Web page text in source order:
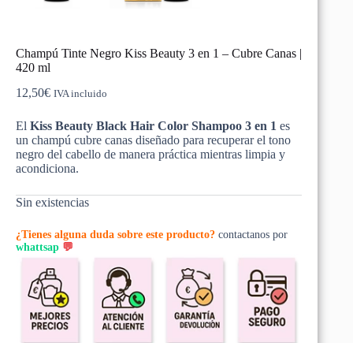
Champú Tinte Negro Kiss Beauty 3 en 1 – Cubre Canas |
420 ml
12,50€ IVA incluido
El Kiss Beauty Black Hair Color Shampoo 3 en 1 es
un champú cubre canas diseñado para recuperar el tono
negro del cabello de manera práctica mientras limpia y
acondiciona.
Sin existencias
¿Tienes alguna duda sobre este producto? contactanos por
whattsap 💬